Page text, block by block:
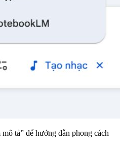
tả” để hướng dẫn phong cách